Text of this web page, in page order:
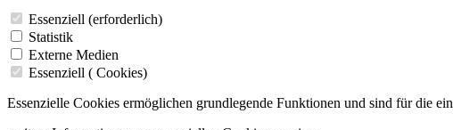
Essenziell (erforderlich)
Statistik
Externe Medien
Essenziell ( Cookies)
Essenzielle Cookies ermöglichen grundlegende Funktionen und sind für die